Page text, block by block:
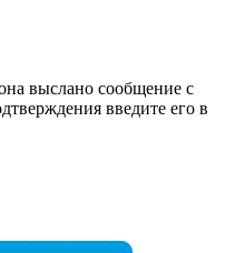
выслано сообщение с
введите его в